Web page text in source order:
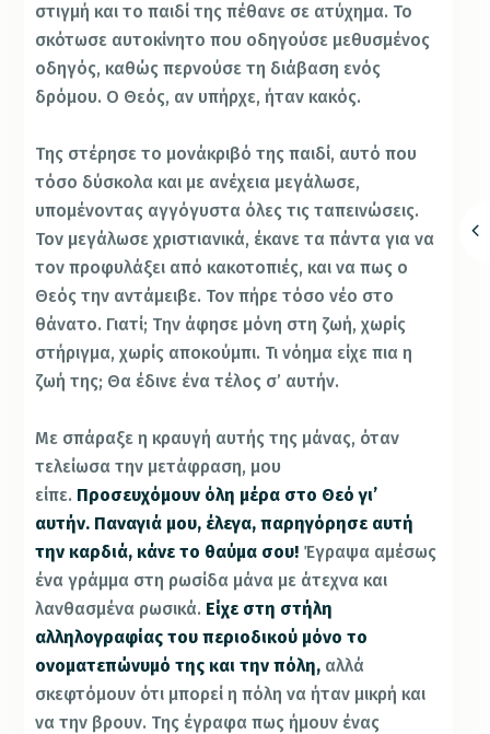
στιγμή και το παιδί της πέθανε σε ατύχημα. Το
σκότωσε αυτοκίνητο που οδηγούσε μεθυσμένος
οδηγός, καθώς περνούσε τη διάβαση ενός
δρόμου. Ο Θεός, αν υπήρχε, ήταν κακός.
Της στέρησε το μονάκριβό της παιδί, αυτό που
τόσο δύσκολα και με ανέχεια μεγάλωσε,
υπομένοντας αγγόγυστα όλες τις ταπεινώσεις.
Τον μεγάλωσε χριστιανικά, έκανε τα πάντα για να
τον προφυλάξει από κακοτοπιές, και να πως ο
Θεός την αντάμειβε. Τον πήρε τόσο νέο στο
θάνατο. Γιατί; Την άφησε μόνη στη ζωή, χωρίς
στήριγμα, χωρίς αποκούμπι. Τι νόημα είχε πια η
ζωή της; Θα έδινε ένα τέλος σ’ αυτήν.
Με σπάραξε η κραυγή αυτής της μάνας, όταν
τελείωσα την μετάφραση, μου
είπε. Προσευχόμουν όλη μέρα στο Θεό γι’
αυτήν. Παναγιά μου, έλεγα, παρηγόρησε αυτή
την καρδιά, κάνε το θαύμα σου! Έγραψα αμέσως
ένα γράμμα στη ρωσίδα μάνα με άτεχνα και
λανθασμένα ρωσικά. Είχε στη στήλη
αλληλογραφίας του περιοδικού μόνο το
ονοματεπώνυμό της και την πόλη, αλλά
σκεφτόμουν ότι μπορεί η πόλη να ήταν μικρή και
να την βρουν. Της έγραφα πως ήμουν ένας